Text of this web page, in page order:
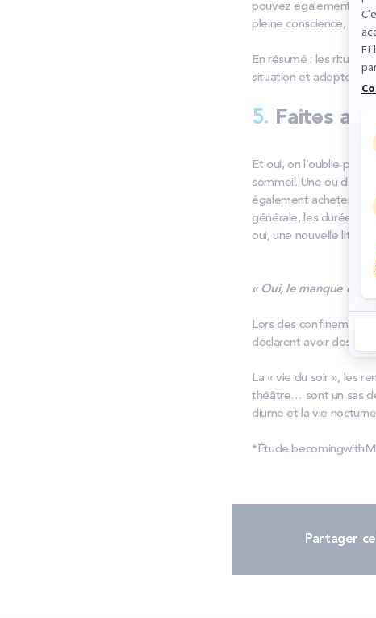
pouvez également
pleine conscience,
En résumé : les rituels
situation et adopter le
5. Faites
Et oui, on l’oublie
sommeil. Une ou deux
également acheter un
générale, les durées de
oui, une nouvelle literie,
« Oui, le manque
Lors des
déclarent avoir des
La « vie du soir », les
théâtre… sont un sas
diurne et la vie
*Étude
Partager